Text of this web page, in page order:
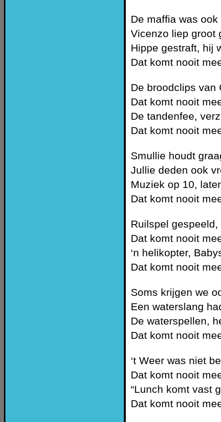
De maffia was
Vicenzo liep groot
Hippe gestraft, hij
Dat komt nooit
De broodclips van
Dat komt nooit
De tandenfee,
Dat komt nooit
Smullie houdt
Jullie deden ook
Muziek op 10,
Dat komt nooit
Ruilspel
Dat komt nooit
‘n helikopter,
Dat komt nooit
Soms krijgen we
Een waterslang
De waterspellen,
Dat komt nooit
‘t Weer was niet
Dat komt nooit
“Lunch komt vast
Dat komt nooit